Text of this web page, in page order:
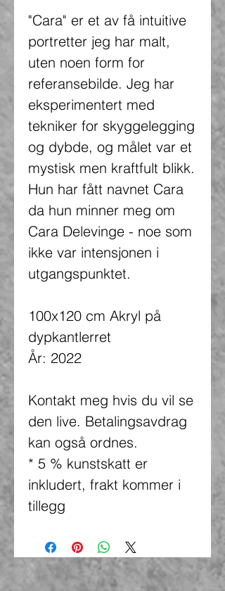
"Cara" er et av få intuitive
portretter jeg har malt,
uten noen form for
referansebilde. Jeg har
eksperimentert med
tekniker for skyggelegging
og dybde, og målet var et
mystisk men kraftfult blikk.
Hun har fått navnet Cara
da hun minner meg om
Cara Delevinge - noe som
ikke var intensjonen i
utgangspunktet.
100x120 cm Akryl på
dypkantlerret
År: 2022
Kontakt meg hvis du vil se
den live. Betalingsavdrag
kan også ordnes.
* 5 % kunstskatt er
inkludert, frakt kommer i
tillegg